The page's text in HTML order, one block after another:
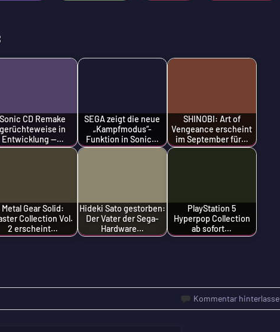
Sonic CD Remake
gerüchteweise in
Entwicklung —…
SEGA zeigt die neue
„Kampfmodus“-
Funktion in Sonic…
SHINOBI: Art of
Vengeance erscheint
im September für…
Metal Gear Solid:
Collection Vol.
2 erscheint…
Hideki Sato gestorben:
Der Vater der Sega-
Hardware…
PlayStation 5
Hyperpop Collection
ab sofort…
Kommentar